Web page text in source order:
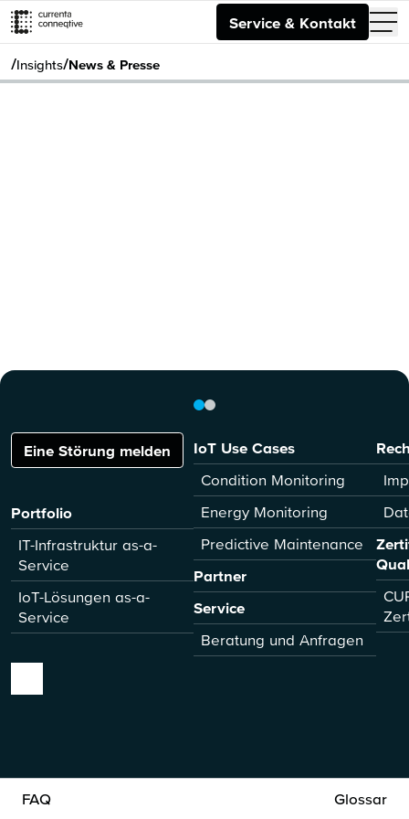
Service & Kontakt
/Insights/News & Presse
Eine Störung melden
Portfolio
IT-Infrastruktur as-a-
Service
IoT-Lösungen as-a-
Service
IoT Use Cases
Condition Monitoring
Energy Monitoring
Predictive Maintenance
Partner
Service
Beratung und Anfragen
FAQ Glossar